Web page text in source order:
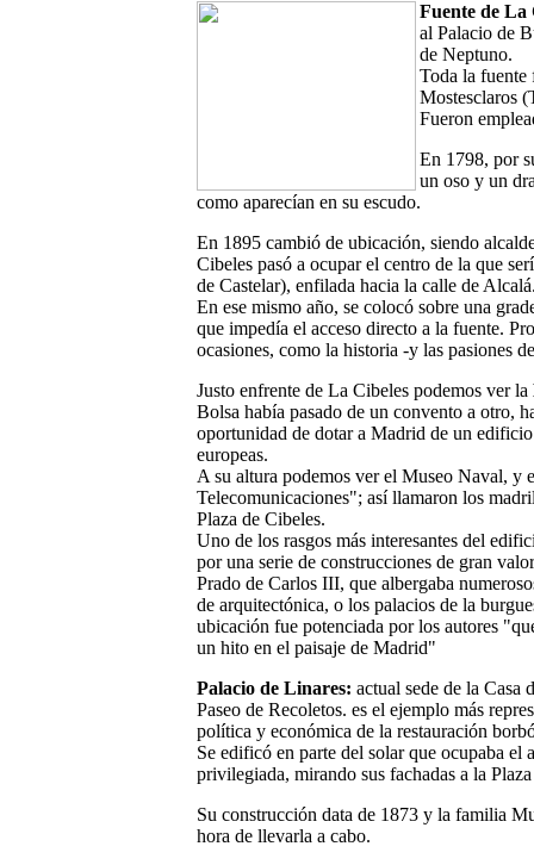
Fuente de La
al Palacio de
de Neptuno.
Toda la fuente
Mostesclaros
Fueron
En 1798, por
un oso y un
como aparecían en su escudo.
En 1895 cambió de ubicación, siendo
Cibeles pasó a ocupar el centro de la que
de Castelar), enfilada hacia la calle de
En ese mismo año, se colocó sobre una
que impedía el acceso directo a la fuente.
ocasiones, como la historia -y las pasiones
Justo enfrente de La Cibeles podemos ver la
Bolsa había pasado de un convento a otro,
oportunidad de dotar a Madrid de un
europeas.
A su altura podemos ver el Museo Naval, y
Telecomunicaciones"; así llamaron los
Plaza de Cibeles.
Uno de los rasgos más interesantes del
por una serie de construcciones de gran
Prado de Carlos III, que albergaba
de arquitectónica, o los palacios de la
ubicación fue potenciada por los autores
un hito en el paisaje de Madrid"
Palacio de Linares: actual sede de la Casa
Paseo de Recoletos. es el ejemplo más
política y económica de la restauración
Se edificó en parte del solar que ocupaba
privilegiada, mirando sus fachadas a la
Su construcción data de 1873 y la familia
hora de llevarla a cabo.